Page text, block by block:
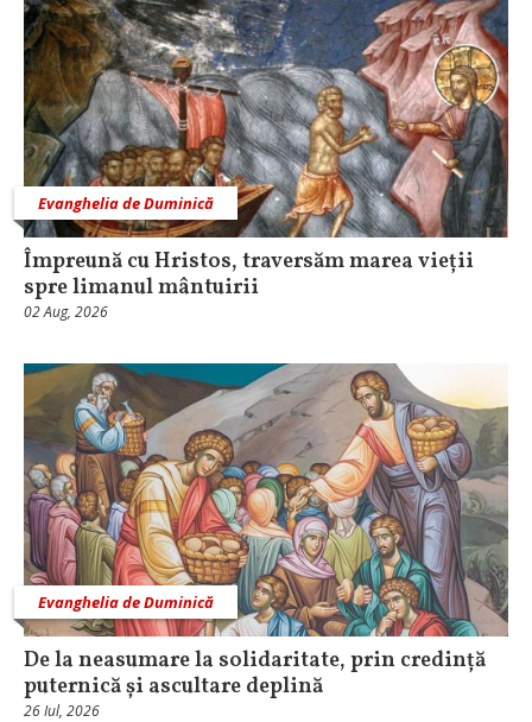
Evanghelia de Duminică
Împreună cu Hristos, traversăm marea vieții
spre limanul mântuirii
02 Aug, 2026
Evanghelia de Duminică
De la neasumare la solidaritate, prin credință
puternică și ascultare deplină
26 Iul, 2026